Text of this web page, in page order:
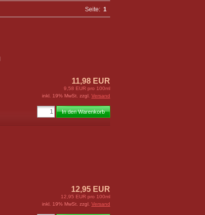
Seite: 1
11,98 EUR
9,58 EUR pro 100ml
inkl. 19% MwSt. zzgl. Versand
In den Warenkorb
12,95 EUR
12,95 EUR pro 100ml
inkl. 19% MwSt. zzgl. Versand